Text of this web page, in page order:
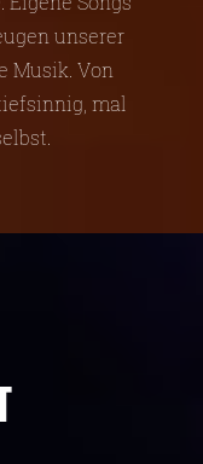
unserer
Musik. Von
mal